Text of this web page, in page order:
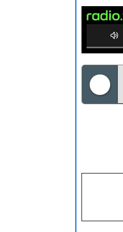
0%
Complete